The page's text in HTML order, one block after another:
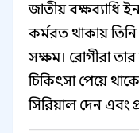
জাতীয় বক্ষব্যাধি
কর্মরত থাকায়
সক্ষম। রোগীরা
চিকিৎসা পেয়ে
সিরিয়াল দেন এবং